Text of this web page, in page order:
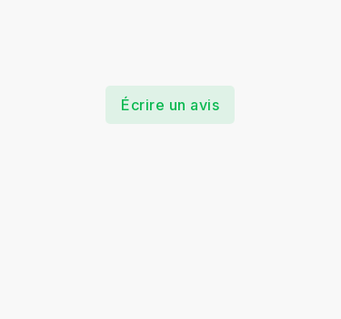
Écrire un avis